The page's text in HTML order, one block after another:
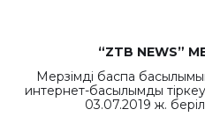
“ZTB NEWS”
Мерзімді баспа
интернет-басылымды тіркеу,
03.07.2019 ж.